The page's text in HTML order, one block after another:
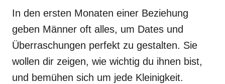
In den ersten Monaten einer Beziehung
geben Männer oft alles, um Dates und
Überraschungen perfekt zu gestalten. Sie
wollen dir zeigen, wie wichtig du ihnen bist,
und bemühen sich um jede Kleinigkeit.